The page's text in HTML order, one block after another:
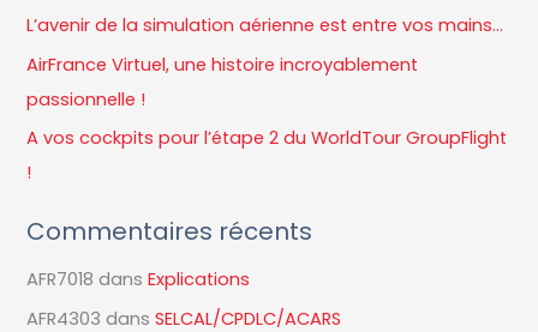
e
r
:
L’avenir de la simulation aérienne est entre vos mains…
AirFrance Virtuel, une histoire incroyablement
passionnelle !
A vos cockpits pour l’étape 2 du WorldTour GroupFlight
!
Commentaires récents
AFR7018 dansExplications
AFR4303 dansSELCAL/CPDLC/ACARS